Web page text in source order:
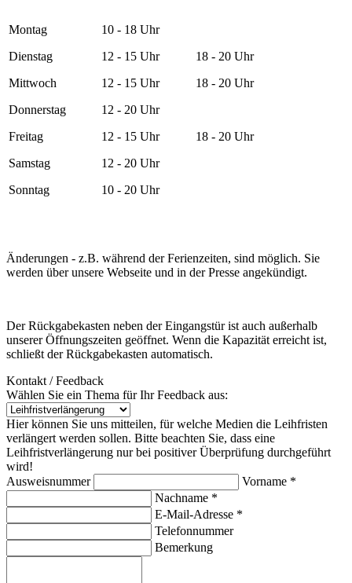
Montag
Dienstag
Mittwoch
Donnerstag
Freitag
Samstag
Sonntag
10 - 18 Uhr
12 - 15 Uhr
12 - 15 Uhr
12 - 20 Uhr
12 - 15 Uhr
12 - 20 Uhr
10 - 20 Uhr
18 - 20 Uhr
18 - 20 Uhr
18 - 20 Uhr
Änderungen - z.B. während der Ferienzeiten, sind möglich. Sie
werden über unsere Webseite und in der Presse angekündigt.
Der Rückgabekasten neben der Eingangstür ist auch außerhalb
unserer Öffnungszeiten geöffnet. Wenn die Kapazität erreicht ist,
schließt der Rückgabekasten automatisch.
Kontakt / Feedback
Wählen Sie ein Thema für Ihr Feedback aus:
Hier können Sie uns mitteilen, für welche Medien die Leihfristen
verlängert werden sollen. Bitte beachten Sie, dass eine
Leihfristverlängerung nur bei positiver Überprüfung durchgeführt
wird!
Ausweisnummer
Vorname *
Nachname *
E-Mail-Adresse *
Telefonnummer
Bemerkung